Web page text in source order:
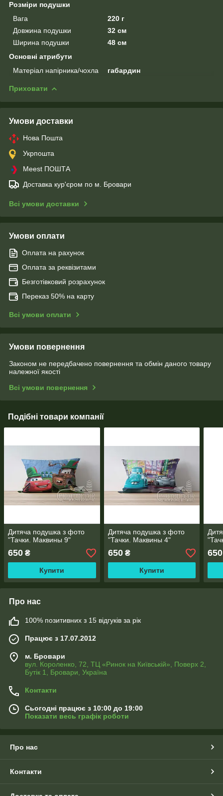
Розміри подушки
Вага
220 г
Довжина подушки
32 см
Ширина подушки
48 см
Основні атрибути
Матеріал напірника/чохла
габардин
Приховати
Умови доставки
Нова Пошта
Укрпошта
Meest ПОШТА
Доставка кур'єром по м. Бровари
Всі умови доставки
Умови оплати
Оплата на рахунок
Оплата за реквізитами
Безготівковий розрахунок
Переказ 50% на карту
Всі умови оплати
Умови повернення
Законом не передбачено повернення та обмін даного товару
належної якості
Всі умови повернення
Подібні товари компанії
Дитяча подушка з фото
"Тачки. Маквины 9"
650 ₴
Купити
Дитяча подушка з фото
"Тачки. Маквины 4"
650₴
Купити
650
Про нас
100% позитивних з 15 відгуків за рік
Працює з 17.07.2012
м. Бровари
вул. Короленко, 72, ТЦ «Ринок на Київській», Поверх 2,
Бутік 1, Бровари, Україна
Контакти
Сьогодні працює з 10:00 до 19:00
Показати весь графік роботи
Про нас
Контакти